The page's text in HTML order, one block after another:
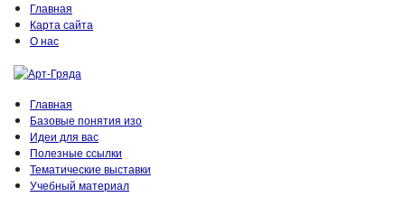
Главная
Карта сайта
О нас
Главная
Базовые понятия изо
Идеи для вас
Полезные ссылки
Тематические выставки
Учебный материал